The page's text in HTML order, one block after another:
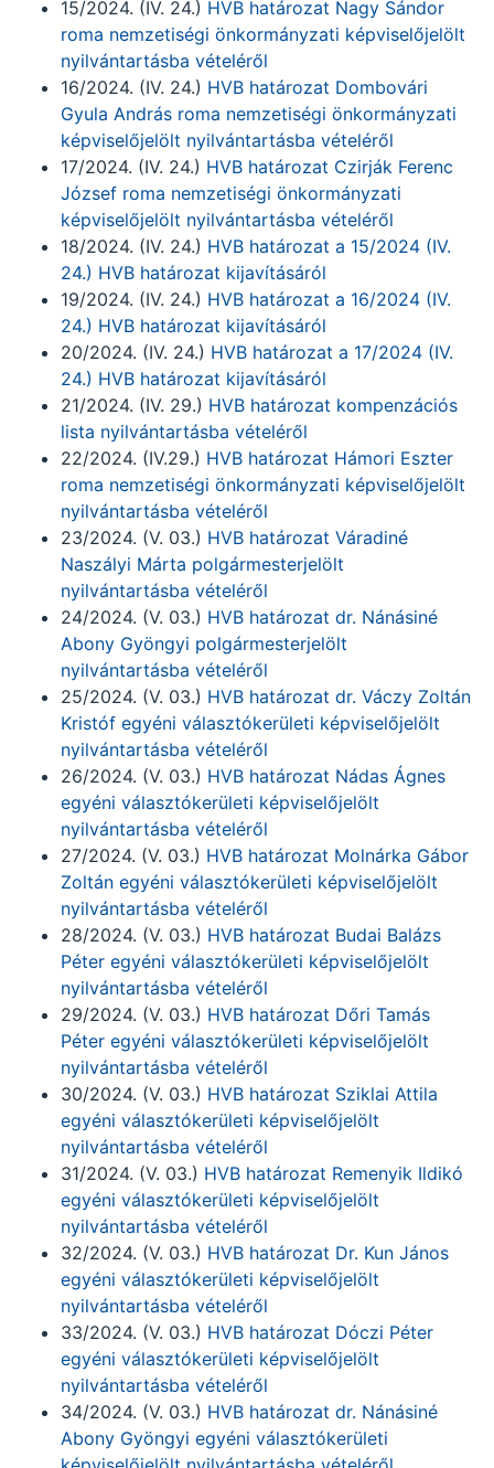
15/2024. (IV. 24.) HVB határozat Nagy Sándor
roma nemzetiségi önkormányzati képviselőjelölt
nyilvántartásba vételéről
16/2024. (IV. 24.) HVB határozat Dombovári
Gyula András roma nemzetiségi önkormányzati
képviselőjelölt nyilvántartásba vételéről
17/2024. (IV. 24.) HVB határozat Czirják Ferenc
József roma nemzetiségi önkormányzati
képviselőjelölt nyilvántartásba vételéről
18/2024. (IV. 24.) HVB határozat a 15/2024 (IV.
24.) HVB határozat kijavításáról
19/2024. (IV. 24.) HVB határozat a 16/2024 (IV.
24.) HVB határozat kijavításáról
20/2024. (IV. 24.) HVB határozat a 17/2024 (IV.
24.) HVB határozat kijavításáról
21/2024. (IV. 29.) HVB határozat kompenzációs
lista nyilvántartásba vételéről
22/2024. (IV.29.) HVB határozat Hámori Eszter
roma nemzetiségi önkormányzati képviselőjelölt
nyilvántartásba vételéről
23/2024. (V. 03.) HVB határozat Váradiné
Naszályi Márta polgármesterjelölt
nyilvántartásba vételéről
24/2024. (V. 03.) HVB határozat dr. Nánásiné
Abony Gyöngyi polgármesterjelölt
nyilvántartásba vételéről
25/2024. (V. 03.) HVB határozat dr. Váczy Zoltán
Kristóf egyéni választókerületi képviselőjelölt
nyilvántartásba vételéről
26/2024. (V. 03.) HVB határozat Nádas Ágnes
egyéni választókerületi képviselőjelölt
nyilvántartásba vételéről
27/2024. (V. 03.) HVB határozat Molnárka Gábor
Zoltán egyéni választókerületi képviselőjelölt
nyilvántartásba vételéről
28/2024. (V. 03.) HVB határozat Budai Balázs
Péter egyéni választókerületi képviselőjelölt
nyilvántartásba vételéről
29/2024. (V. 03.) HVB határozat Dőri Tamás
Péter egyéni választókerületi képviselőjelölt
nyilvántartásba vételéről
30/2024. (V. 03.) HVB határozat Sziklai Attila
egyéni választókerületi képviselőjelölt
nyilvántartásba vételéről
31/2024. (V. 03.) HVB határozat Remenyik Ildikó
egyéni választókerületi képviselőjelölt
nyilvántartásba vételéről
32/2024. (V. 03.) HVB határozat Dr. Kun János
egyéni választókerületi képviselőjelölt
nyilvántartásba vételéről
33/2024. (V. 03.) HVB határozat Dóczi Péter
egyéni választókerületi képviselőjelölt
nyilvántartásba vételéről
34/2024. (V. 03.) HVB határozat dr. Nánásiné
Abony Gyöngyi egyéni választókerületi